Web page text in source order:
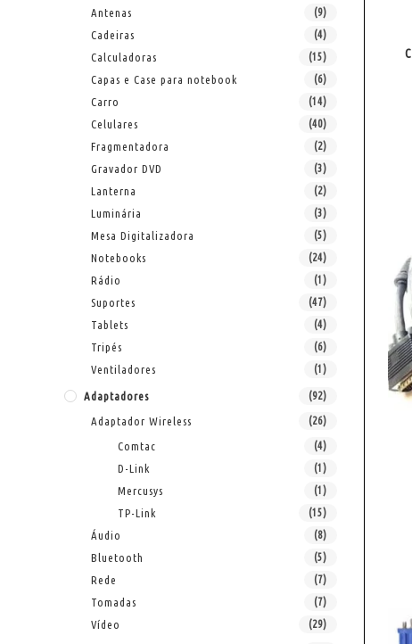
Antenas (9)
Cadeiras (4)
Calculadoras (15)
Capas e Case para notebook (6)
Carro (14)
Celulares (40)
Fragmentadora (2)
Gravador DVD (3)
Lanterna (2)
Luminária (3)
Mesa Digitalizadora (5)
Notebooks (24)
Rádio (1)
Suportes (47)
Tablets (4)
Tripés (6)
Ventiladores (1)
Adaptadores (92)
Adaptador Wireless (26)
Comtac (4)
D-Link (1)
Mercusys (1)
TP-Link (15)
Áudio (8)
Bluetooth (5)
Rede (7)
Tomadas (7)
Vídeo (29)